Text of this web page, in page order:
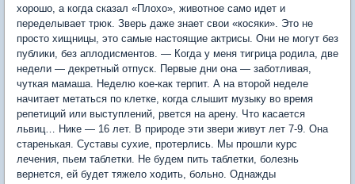
хорошо, а когда сказал «Плохо», животное само идет и
переделывает трюк. Зверь даже знает свои «косяки». Это не
просто хищницы, это самые настоящие актрисы. Они не могут без
публики, без аплодисментов. — Когда у меня тигрица родила, две
недели — декретный отпуск. Первые дни она — заботливая,
чуткая мамаша. Неделю кое-как терпит. А на второй неделе
начитает метаться по клетке, когда слышит музыку во время
репетиций или выступлений, рвется на арену. Что касается
львиц… Нике — 16 лет. В природе эти звери живут лет 7-9. Она
старенькая. Суставы сухие, протерлись. Мы прошли курс
лечения, пьем таблетки. Не будем пить таблетки, болезнь
вернется, ей будет тяжело ходить, больно. Однажды